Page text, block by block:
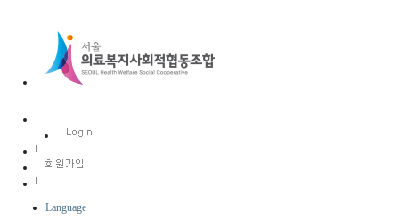
Language